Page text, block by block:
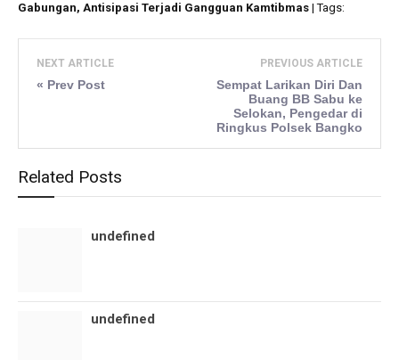
Gabungan, Antisipasi Terjadi Gangguan Kamtibmas | Tags:
NEXT ARTICLE
« Prev Post
PREVIOUS ARTICLE
Sempat Larikan Diri Dan
Buang BB Sabu ke
Selokan, Pengedar di
Ringkus Polsek Bangko
Related Posts
undefined
undefined